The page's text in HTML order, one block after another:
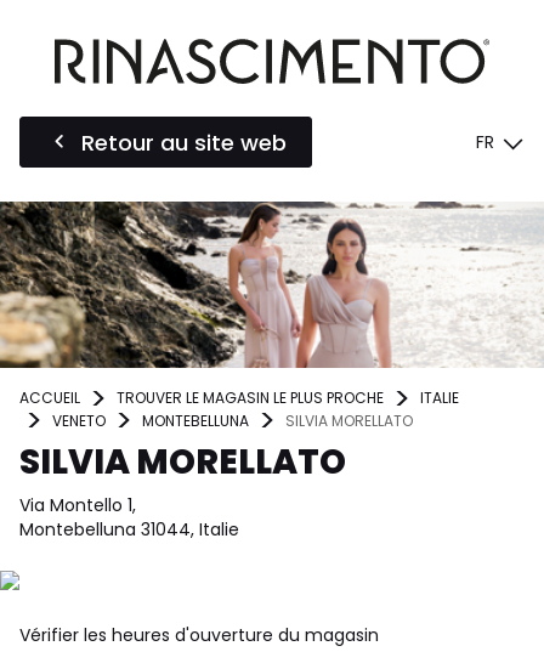
Retour au site web FR
ACCUEIL TROUVER LE MAGASIN LE PLUS PROCHE
ITALIE
VENETO
MONTEBELLUNA SILVIA MORELLATO
SILVIA MORELLATO
Via Montello 1,
Montebelluna 31044, Italie
Vérifier les heures d'ouverture du magasin